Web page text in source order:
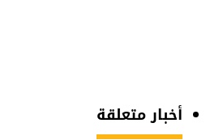
أخبار متعلقة